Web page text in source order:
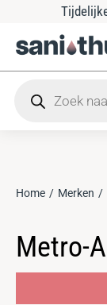
Je bent hier:
Home Merken
Metro-